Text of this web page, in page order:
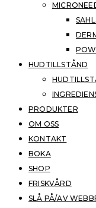
HUDTILLSTÅND
PRODUKTER
OM OSS
KONTAKT
BOKA
SHOP
FRISKVÅRD
SLÅ PÅ/AV